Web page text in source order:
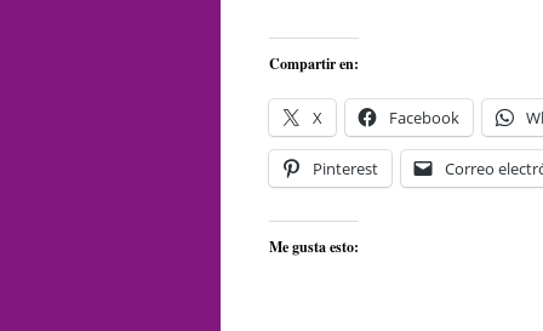
Compartir en:
X Facebook
Pinterest Correo
Me gusta esto: